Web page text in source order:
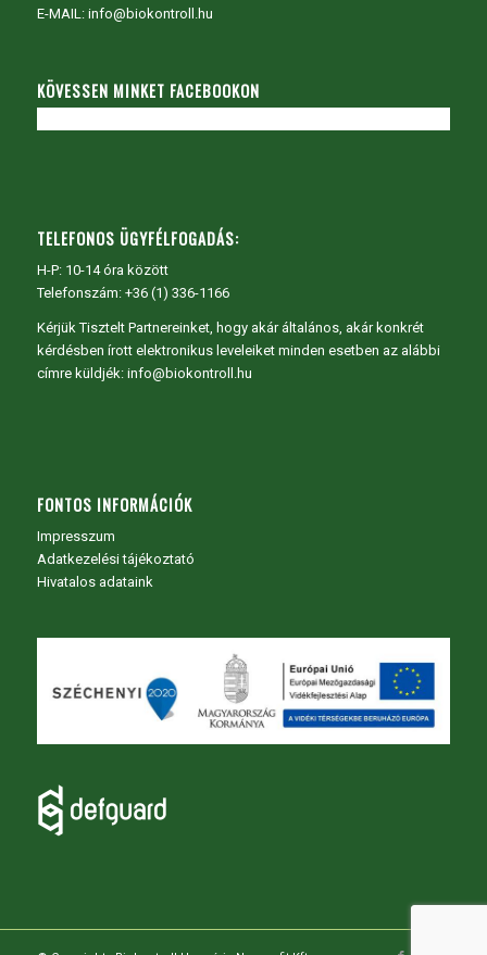
E-MAIL: info@biokontroll.hu
KÖVESSEN MINKET FACEBOOKON
TELEFONOS ÜGYFÉLFOGADÁS:
H-P: 10-14 óra között
Telefonszám: +36 (1) 336-1166
Kérjük Tisztelt Partnereinket, hogy akár általános, akár konkrét
kérdésben írott elektronikus leveleiket minden esetben az alábbi
címre küldjék: info@biokontroll.hu
FONTOS INFORMÁCIÓK
Impresszum
Adatkezelési tájékoztató
Hivatalos adataink